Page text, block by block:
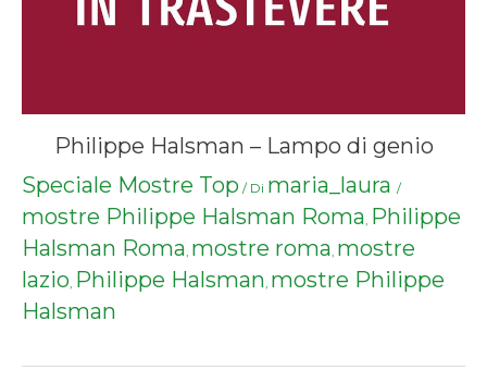
Philippe Halsman – Lampo di genio
Speciale Mostre Top / Di maria_laura /
mostre Philippe Halsman Roma, Philippe
Halsman Roma, mostre roma, mostre
lazio, Philippe Halsman, mostre Philippe
Halsman